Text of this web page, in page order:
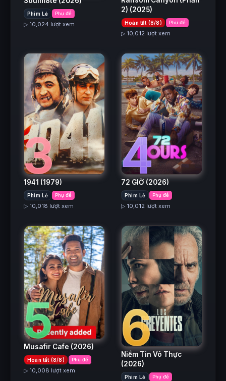
Phim Lẻ Phụ đề
▷ 10,024 lượt xem
2) (2025)
Hoàn tất (8/8) Phụ đề
▷ 10,012 lượt xem
3
1941 (1979)
Phim Lẻ Phụ đề
▷ 10,018 lượt xem
4
72 GIỜ (2026)
Phim Lẻ Phụ đề
▷ 10,012 lượt xem
5
Musafir Cafe (2026)
Hoàn tất (8/8) Phụ đề
▷ 10,008 lượt xem
6
Niềm Tin Vô Thực
(2026)
Phim Lẻ Phụ đề